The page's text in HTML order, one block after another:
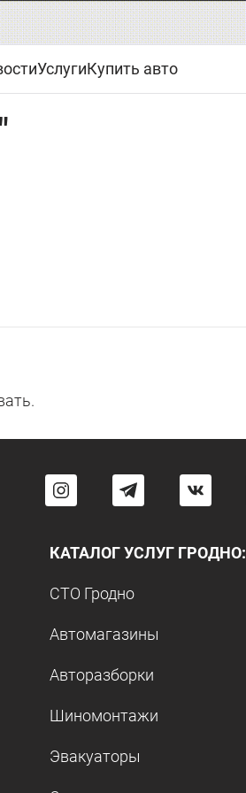
УслугиКупить авто
КАТАЛОГ УСЛУГ ГРОДНО:
СТО Гродно
Автомагазины
Авторазборки
Шиномонтажи
Эвакуаторы